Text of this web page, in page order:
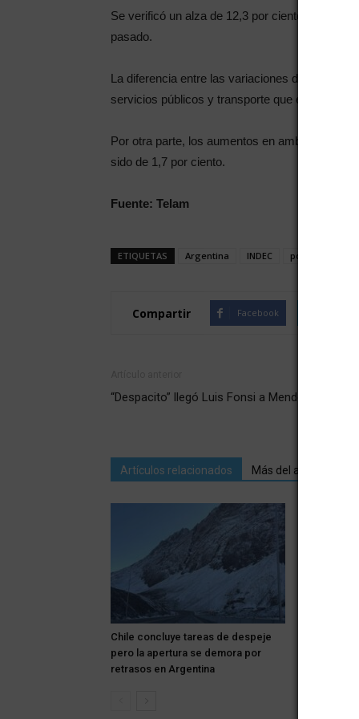
Se verificó un alza de 12,3 por ciento en siete
pasado.
La diferencia entre las variaciones de la CBT y
servicios públicos y transporte que están
Por otra parte, los aumentos en ambas
sido de 1,7 por ciento.
Fuente: Telam
ETIQUETAS Argentina INDEC pobre
Compartir Facebook
“Despacito” llegó Luis Fonsi a Mendoza
Artículos relacionados Más del autor
Chile concluye tareas de despeje
pero la apertura se demora por
retrasos en Argentina